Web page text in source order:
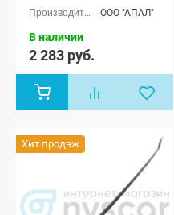
Лада Гранта
ФЛ Драйв
ООО "АПАЛ"
В наличии
2 283 руб.
Хит продаж